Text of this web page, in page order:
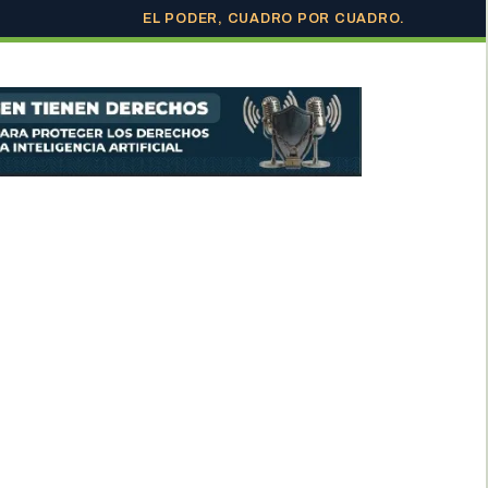
EL PODER, CUADRO POR CUADRO.